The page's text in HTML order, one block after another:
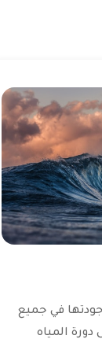
في جميع
دورة المياه